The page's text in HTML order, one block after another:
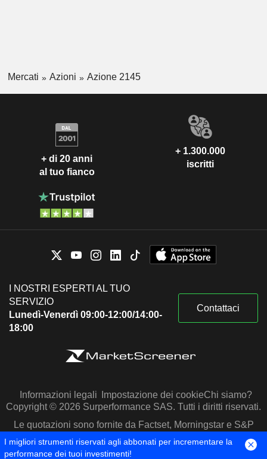
Mercati Azioni Azione 2145
+ di 20 anni
al tuo fianco
+ 1.300.000
iscritti
I NOSTRI ESPERTI AL TUO
SERVIZIO
Lunedì-Venerdì 09:00-12:00/14:00-
18:00
Contattaci
Informazioni legali Impostazione dei cookieChi siamo?
Copyright © 2026 Surperformance SAS. Tutti i diritti riservati.
Le quotazioni sono fornite da Factset, Morningstar e S&P
Capital IQ
I migliori strumenti riservati agli abbonati per incrementare la
performance dei tuoi investimenti!